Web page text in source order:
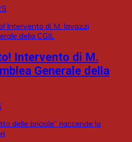
Intervento di M.
Generale della